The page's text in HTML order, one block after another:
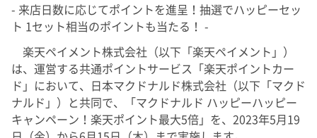
- 来店日数に応じてポイントを進呈！抽選でハッピーセッ
ト 1セット相当のポイントも当たる！ -
楽天ペイメント株式会社（以下「楽天ペイメント」）
は、運営する共通ポイントサービス「楽天ポイントカー
ド」において、日本マクドナルド株式会社（以下「マクド
ナルド」）と共同で、「マクドナルド ハッピーハッピー
キャンペーン！楽天ポイント最大5倍」を、2023年5月19